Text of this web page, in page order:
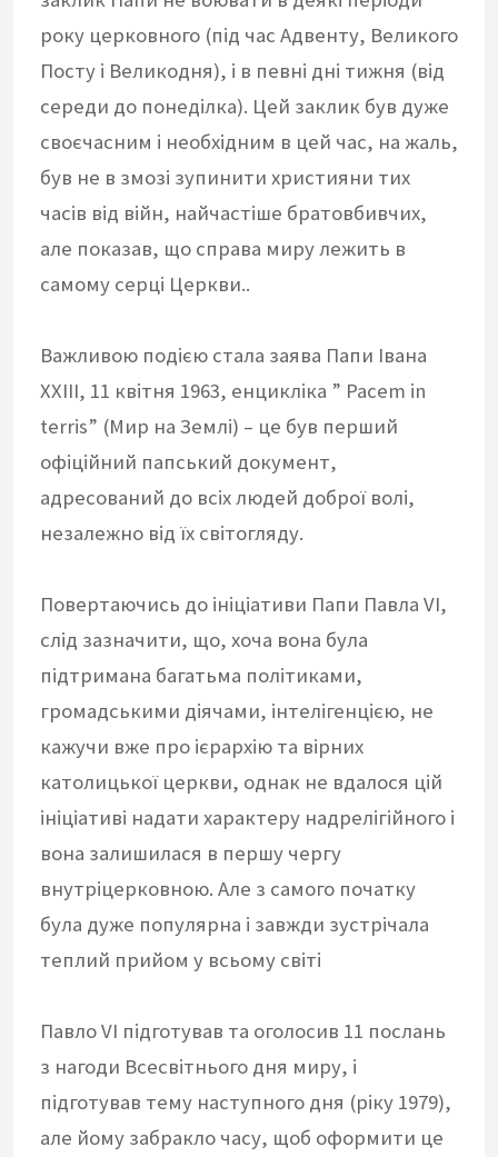
року церковного (під час Адвенту, Великого
Посту і Великодня), і в певні дні тижня (від
середи до понеділка). Цей заклик був дуже
своєчасним і необхідним в цей час, на жаль,
був не в змозі зупинити християни тих
часів від війн, найчастіше братовбивчих,
але показав, що справа миру лежить в
самому серці Церкви..
Важливою подією стала заява Папи Івана
XXIII, 11 квітня 1963, енцикліка ” Pacem in
terris” (Мир на Землі) – це був перший
офіційний папський документ,
адресований до всіх людей доброї волі,
незалежно від їх світогляду.
Повертаючись до ініціативи Папи Павла VI,
слід зазначити, що, хоча вона була
підтримана багатьма політиками,
громадськими діячами, інтелігенцією, не
кажучи вже про ієрархію та вірних
католицької церкви, однак не вдалося цій
ініціативі надати характеру надрелігійного і
вона залишилася в першу чергу
внутріцерковною. Але з самого початку
була дуже популярна і завжди зустрічала
теплий прийом у всьому світі
Павло VI підготував та оголосив 11 послань
з нагоди Всесвітнього дня миру, і
підготував тему наступного дня (ріку 1979),
але йому забракло часу, щоб оформити це